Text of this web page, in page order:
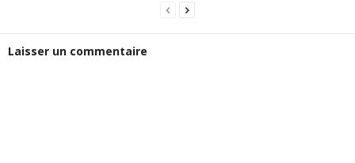
Laisser un commentaire